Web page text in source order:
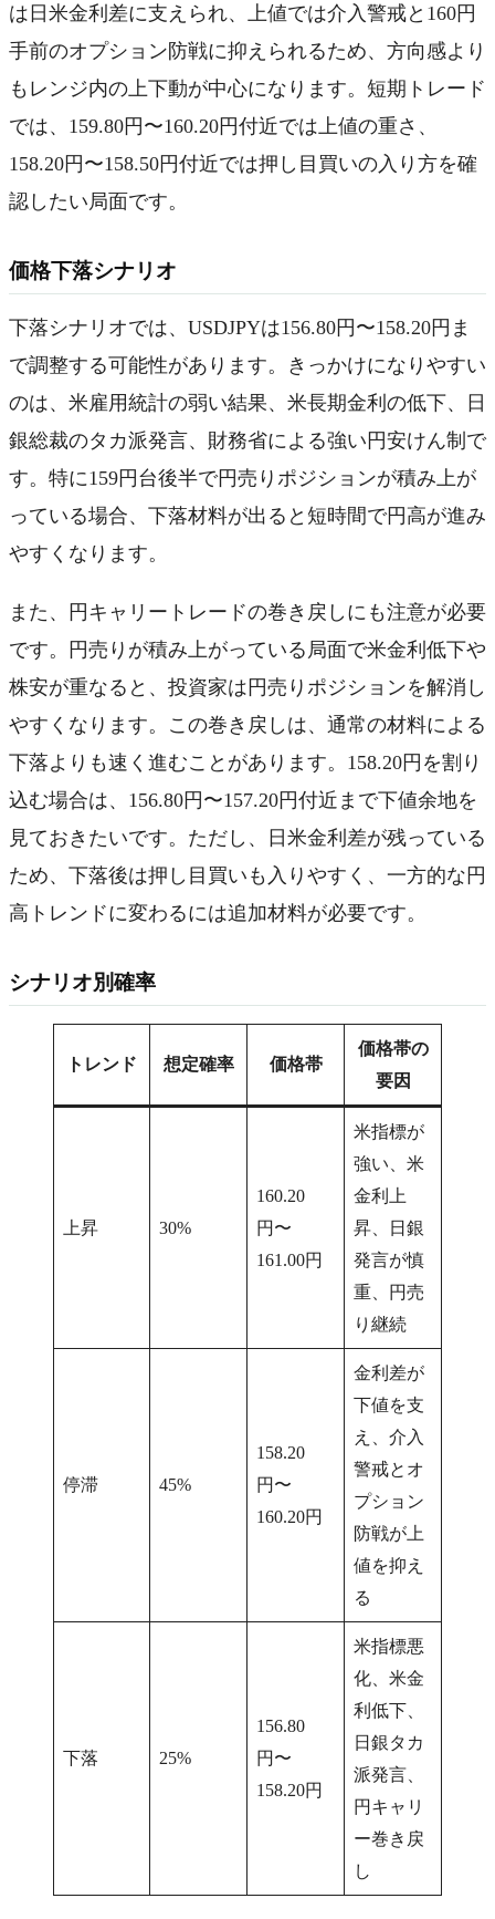
は日米金利差に支えられ、上値では介入警戒と160円
手前のオプション防戦に抑えられるため、方向感より
もレンジ内の上下動が中心になります。短期トレード
では、159.80円〜160.20円付近では上値の重さ、
158.20円〜158.50円付近では押し目買いの入り方を確
認したい局面です。
価格下落シナリオ
下落シナリオでは、USDJPYは156.80円〜158.20円ま
で調整する可能性があります。きっかけになりやすい
のは、米雇用統計の弱い結果、米長期金利の低下、日
銀総裁のタカ派発言、財務省による強い円安けん制で
す。特に159円台後半で円売りポジションが積み上が
っている場合、下落材料が出ると短時間で円高が進み
やすくなります。
また、円キャリートレードの巻き戻しにも注意が必要
です。円売りが積み上がっている局面で米金利低下や
株安が重なると、投資家は円売りポジションを解消し
やすくなります。この巻き戻しは、通常の材料による
下落よりも速く進むことがあります。158.20円を割り
込む場合は、156.80円〜157.20円付近まで下値余地を
見ておきたいです。ただし、日米金利差が残っている
ため、下落後は押し目買いも入りやすく、一方的な円
高トレンドに変わるには追加材料が必要です。
シナリオ別確率
トレンド 想定確率 価格帯
価格帯の
要因
上昇 30%
160.20
円〜
161.00円
米指標が
強い、米
金利上
昇、日銀
発言が慎
重、円売
り継続
停滞 45%
158.20
円〜
160.20円
金利差が
下値を支
え、介入
警戒とオ
プション
防戦が上
値を抑え
る
下落 25%
156.80
円〜
158.20円
米指標悪
化、米金
利低下、
日銀タカ
派発言、
円キャリ
ー巻き戻
し